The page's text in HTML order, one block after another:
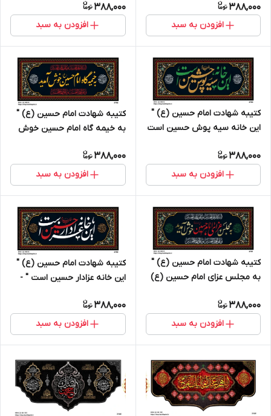
388,000
افزودن به سبد
388,000
افزودن به سبد
کتیبه شهادت امام حسین (ع) "
این خانه سیه پوش حسین است
388,000
افزودن به سبد
کتیبه شهادت امام حسین (ع) "
به خیمه گاه امام حسین خوش
388,000
افزودن به سبد
کتیبه شهادت امام حسین (ع) "
به مجلس عزای امام حسین (ع)
388,000
افزودن به سبد
کتیبه شهادت امام حسین (ع) "
این خانه عزادار حسین است " -
388,000
افزودن به سبد